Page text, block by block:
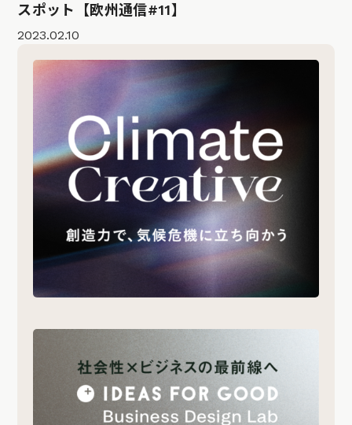
スポット【欧州通信#11】
2023.02.10